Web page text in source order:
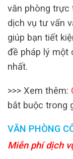
văn phòng trực
dịch vụ tư vấn
giúp bạn tiết
đề pháp lý một
nhất.
>>> Xem thêm:
bắt buộc trong
VĂN PHÒNG
Miễn phí dịch